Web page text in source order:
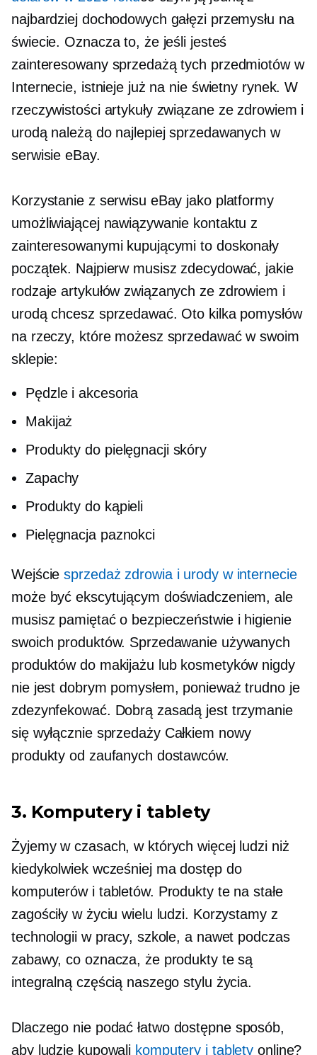
najbardziej dochodowych gałęzi przemysłu na
świecie. Oznacza to, że jeśli jesteś
zainteresowany sprzedażą tych przedmiotów w
Internecie, istnieje już na nie świetny rynek. W
rzeczywistości artykuły związane ze zdrowiem i
urodą należą do najlepiej sprzedawanych w
serwisie eBay.
Korzystanie z serwisu eBay jako platformy
umożliwiającej nawiązywanie kontaktu z
zainteresowanymi kupującymi to doskonały
początek. Najpierw musisz zdecydować, jakie
rodzaje artykułów związanych ze zdrowiem i
urodą chcesz sprzedawać. Oto kilka pomysłów
na rzeczy, które możesz sprzedawać w swoim
sklepie:
Pędzle i akcesoria
Makijaż
Produkty do pielęgnacji skóry
Zapachy
Produkty do kąpieli
Pielęgnacja paznokci
Wejściesprzedaż zdrowia i urody w internecie
może być ekscytującym doświadczeniem, ale
musisz pamiętać o bezpieczeństwie i higienie
swoich produktów. Sprzedawanie używanych
produktów do makijażu lub kosmetyków nigdy
nie jest dobrym pomysłem, ponieważ trudno je
zdezynfekować. Dobrą zasadą jest trzymanie
się wyłącznie sprzedaży Całkiem nowy
produkty od zaufanych dostawców.
3. Komputery i tablety
Żyjemy w czasach, w których więcej ludzi niż
kiedykolwiek wcześniej ma dostęp do
komputerów i tabletów. Produkty te na stałe
zagościły w życiu wielu ludzi. Korzystamy z
technologii w pracy, szkole, a nawet podczas
zabawy, co oznacza, że ​​produkty te są
integralną częścią naszego stylu życia.
Dlaczego nie podaćłatwo dostępnesposób,
aby ludzie kupowali komputery i tablety online?